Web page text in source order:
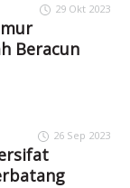
29 Okt 2023
Beracun
26 Sep 2023